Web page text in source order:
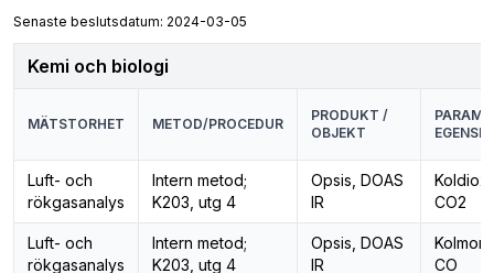
Senaste beslutsdatum: 2024-03-05
Kemi och biologi
MÄTSTORHET METOD/PROCEDUR
PRODUKT /
OBJEKT
Luft- och
rökgasanalys
Intern metod;
K203, utg 4
Opsis, DOAS
IR
CO2
Luft- och
rökgasanalys
Intern metod;
K203, utg 4
Opsis, DOAS
IR
CO